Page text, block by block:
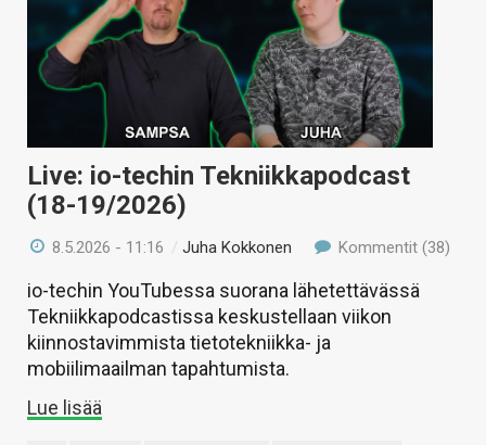
Live: io-techin Tekniikkapodcast
(18-19/2026)
8.5.2026 - 11:16 /Juha Kokkonen Kommentit (38)
io-techin YouTubessa suorana lähetettävässä
Tekniikkapodcastissa keskustellaan viikon
kiinnostavimmista tietotekniikka- ja
mobiilimaailman tapahtumista.
Lue lisää